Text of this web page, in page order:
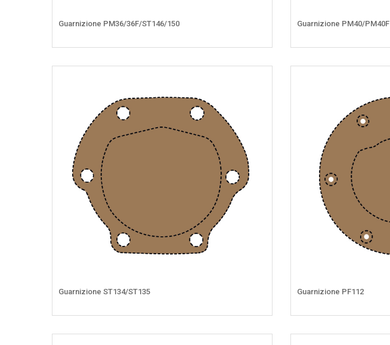
Guarnizione PM36/36F/ST146/150 Guarnizione PM40/PM40F
Guarnizione ST134/ST135 Guarnizione PF112